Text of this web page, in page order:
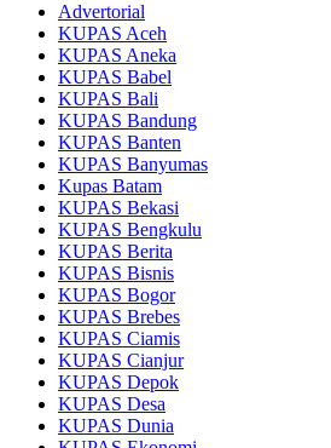
Advertorial
KUPAS Aceh
KUPAS Aneka
KUPAS Babel
KUPAS Bali
KUPAS Bandung
KUPAS Banten
KUPAS Banyumas
Kupas Batam
KUPAS Bekasi
KUPAS Bengkulu
KUPAS Berita
KUPAS Bisnis
KUPAS Bogor
KUPAS Brebes
KUPAS Ciamis
KUPAS Cianjur
KUPAS Depok
KUPAS Desa
KUPAS Dunia